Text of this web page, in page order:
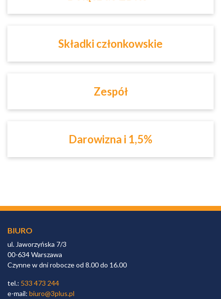
Składki członkowskie
Zespół
Darowizna i 1,5%
BIURO
ul. Jaworzyńska 7/3
00-634 Warszawa
Czynne w dni robocze od 8.00 do 16.00
tel.: 533 473 244
e-mail: biuro@3plus.pl